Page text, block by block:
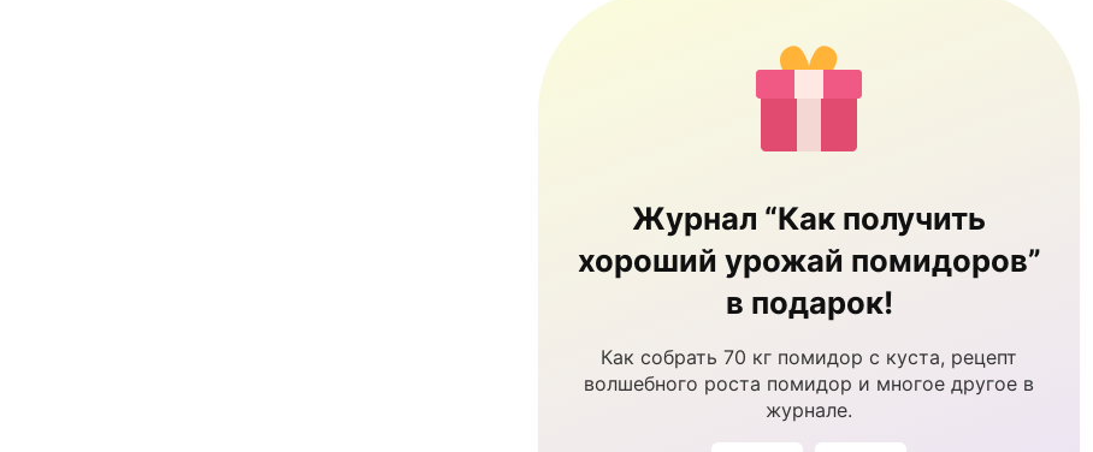
Журнал “Как получить
хороший урожай помидоров”
в подарок!
Как собрать 70 кг помидор с куста, рецепт
волшебного роста помидор и многое другое в
журнале.